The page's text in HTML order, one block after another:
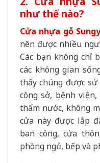
như thế nào?
Cửa nhựa gỗ
nên được nhiều
Các bạn không chỉ
các không gian
thấy chúng được
công sở, bệnh
thấm nước, không
cửa này được lắp
ban công, cửa
phòng ngủ, bếp và